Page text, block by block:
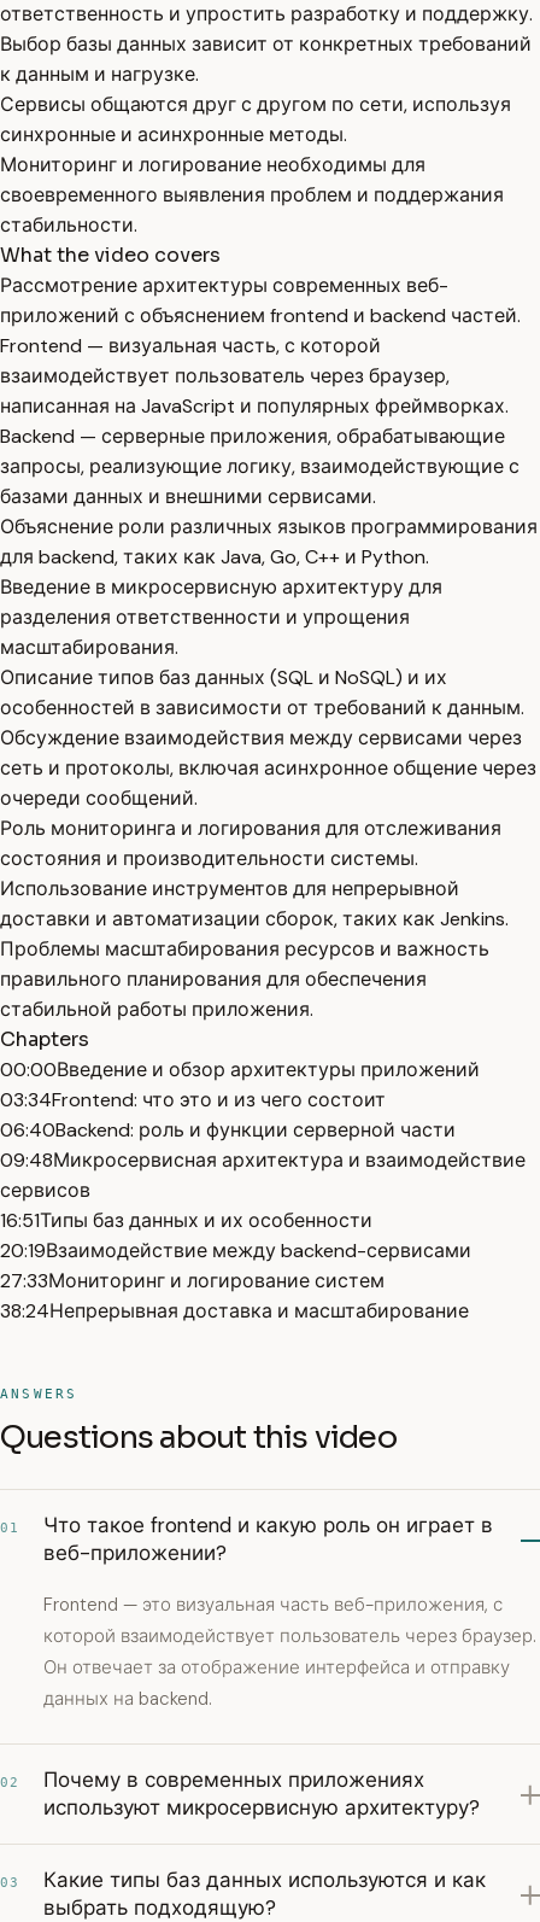
ответственность и упростить разработку и поддержку.
Выбор базы данных зависит от конкретных требований
к данным и нагрузке.
Сервисы общаются друг с другом по сети, используя
синхронные и асинхронные методы.
Мониторинг и логирование необходимы для
своевременного выявления проблем и поддержания
стабильности.
What the video covers
Рассмотрение архитектуры современных веб-
приложений с объяснением frontend и backend частей.
Frontend — визуальная часть, с которой
взаимодействует пользователь через браузер,
написанная на JavaScript и популярных фреймворках.
Backend — серверные приложения, обрабатывающие
запросы, реализующие логику, взаимодействующие с
базами данных и внешними сервисами.
Объяснение роли различных языков программирования
для backend, таких как Java, Go, C++ и Python.
Введение в микросервисную архитектуру для
разделения ответственности и упрощения
масштабирования.
Описание типов баз данных (SQL и NoSQL) и их
особенностей в зависимости от требований к данным.
Обсуждение взаимодействия между сервисами через
сеть и протоколы, включая асинхронное общение через
очереди сообщений.
Роль мониторинга и логирования для отслеживания
состояния и производительности системы.
Использование инструментов для непрерывной
доставки и автоматизации сборок, таких как Jenkins.
Проблемы масштабирования ресурсов и важность
правильного планирования для обеспечения
стабильной работы приложения.
Chapters
00:00Введение и обзор архитектуры приложений
03:34Frontend: что это и из чего состоит
06:40Backend: роль и функции серверной части
09:48Микросервисная архитектура и взаимодействие
сервисов
16:51Типы баз данных и их особенности
20:19Взаимодействие между backend-сервисами
27:33Мониторинг и логирование систем
38:24Непрерывная доставка и масштабирование
ANSWERS
Questions about this video
01
Что такое frontend и какую роль он играет в
веб-приложении?
Frontend — это визуальная часть веб-приложения, с
которой взаимодействует пользователь через браузер.
Он отвечает за отображение интерфейса и отправку
данных на backend.
02
Почему в современных приложениях
используют микросервисную архитектуру?
03
Какие типы баз данных используются и как
выбрать подходящую?